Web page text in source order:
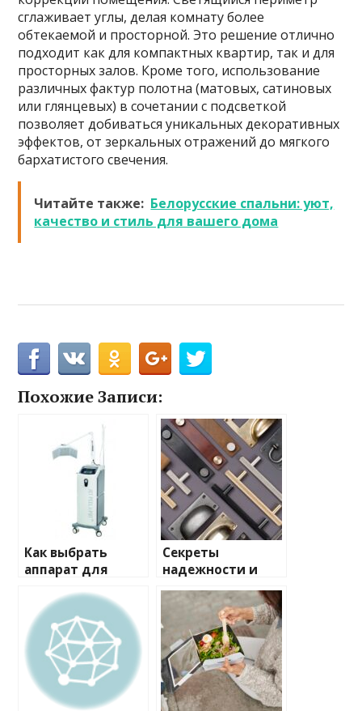
сглаживает углы, делая комнату более
обтекаемой и просторной. Это решение отлично
подходит как для компактных квартир, так и для
просторных залов. Кроме того, использование
различных фактур полотна (матовых, сатиновых
или глянцевых) в сочетании с подсветкой
позволяет добиваться уникальных декоративных
эффектов, от зеркальных отражений до мягкого
бархатистого свечения.
Читайте также: Белорусские спальни: уют,
качество и стиль для вашего дома
Похожие Записи:
Как выбрать
аппарат для
пилинга: секрет
сияющей кожи в
вашем салоне
Секреты
надежности и
стиля: Все о
мебельной
фурнитуре